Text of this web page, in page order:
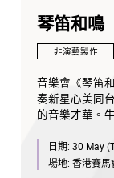
演後活動
觀眾可免費獲得
更多音樂會資
琴笛和鳴
非演藝製作
音樂會《琴笛
奏新星心美同
的音樂才華。
樂會又悉心安
出豐富意象，
日期: 30 May
場地: 香港賽馬